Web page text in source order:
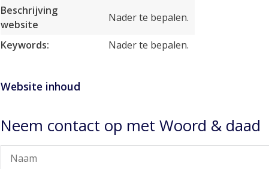
Beschrijving
website
Nader te bepalen.
Keywords: Nader te bepalen.
Website inhoud
Neem contact op met Woord & daad